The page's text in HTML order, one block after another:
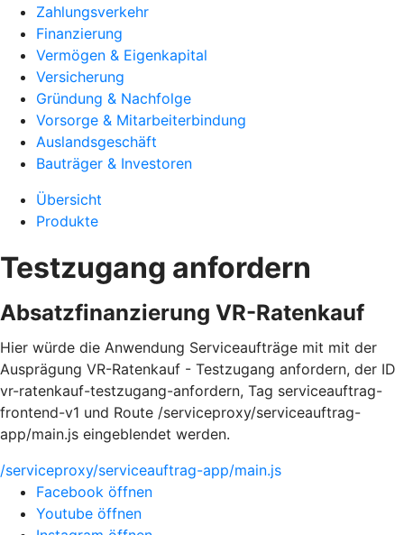
Zahlungsverkehr
Finanzierung
Vermögen & Eigenkapital
Versicherung
Gründung & Nachfolge
Vorsorge & Mitarbeiterbindung
Auslandsgeschäft
Bauträger & Investoren
Übersicht
Produkte
Testzugang anfordern
Absatzfinanzierung VR-Ratenkauf
Hier würde die Anwendung Serviceaufträge mit mit der
Ausprägung VR-Ratenkauf - Testzugang anfordern, der ID
vr-ratenkauf-testzugang-anfordern, Tag serviceauftrag-
frontend-v1 und Route /serviceproxy/serviceauftrag-
app/main.js eingeblendet werden.
/serviceproxy/serviceauftrag-app/main.js
Facebook öffnen
Youtube öffnen